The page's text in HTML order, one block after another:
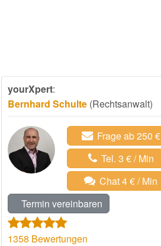
yourXpert:
Bernhard Schulte (Rechtsanwalt)
Frage ab 250 €
Tel. 3 € / Min
Chat 4 € / Min
Termin vereinbaren
1358 Bewertungen